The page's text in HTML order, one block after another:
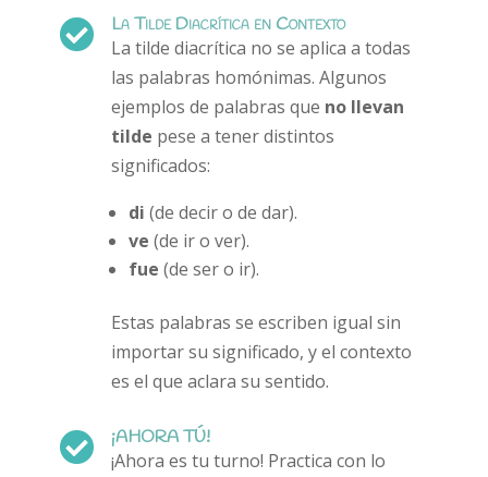
 La Tilde Diacrítica en Contexto
La tilde diacrítica no se aplica a todas
las palabras homónimas. Algunos
ejemplos de palabras que no llevan
tilde pese a tener distintos
significados:
di (de decir o de dar).
ve (de ir o ver).
fue (de ser o ir).
Estas palabras se escriben igual sin
importar su significado, y el contexto
es el que aclara su sentido.
 ¡AHORA TÚ!
¡Ahora es tu turno! Practica con lo